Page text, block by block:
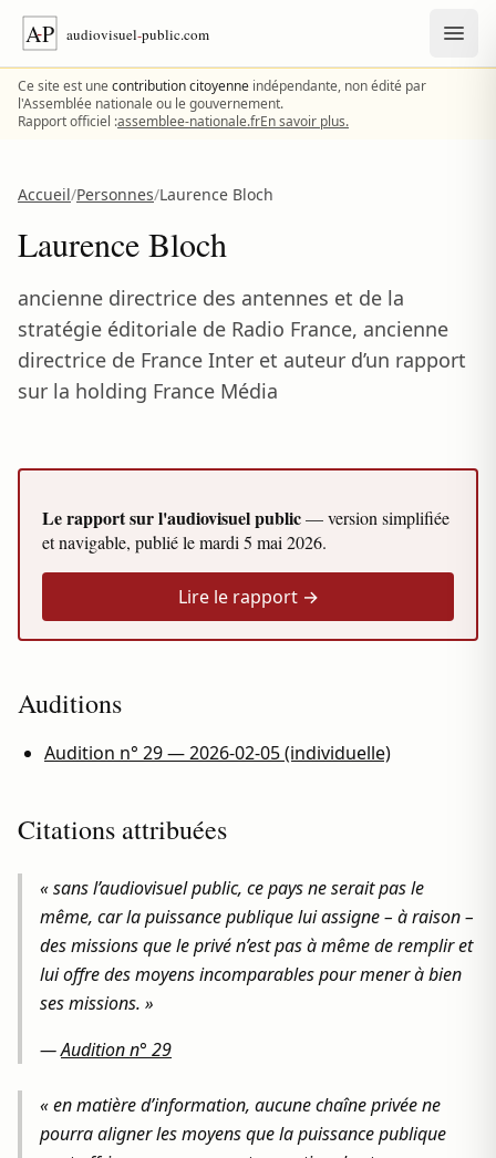
Aller au contenu
Ce site est unecontribution citoyenne indépendante, non édité par
l'Assemblée nationale ou le gouvernement.
Rapport officiel :assemblee-nationale.frEn savoir plus.
Accueil/Personnes/Laurence Bloch
Laurence Bloch
ancienne directrice des antennes et de la
stratégie éditoriale de Radio France, ancienne
directrice de France Inter et auteur d’un rapport
sur la holding France Média
Le rapport sur l'audiovisuel public— version simplifiée
et navigable, publié lemardi 5 mai 2026.
Lire le rapport →
Auditions
Audition n° 29 — 2026-02-05 (individuelle)
Citations attribuées
« sans l’audiovisuel public, ce pays ne serait pas le
même, car la puissance publique lui assigne – à raison –
des missions que le privé n’est pas à même de remplir et
lui offre des moyens incomparables pour mener à bien
ses missions. »
—Audition n° 29
« en matière d’information, aucune chaîne privée ne
pourra aligner les moyens que la puissance publique